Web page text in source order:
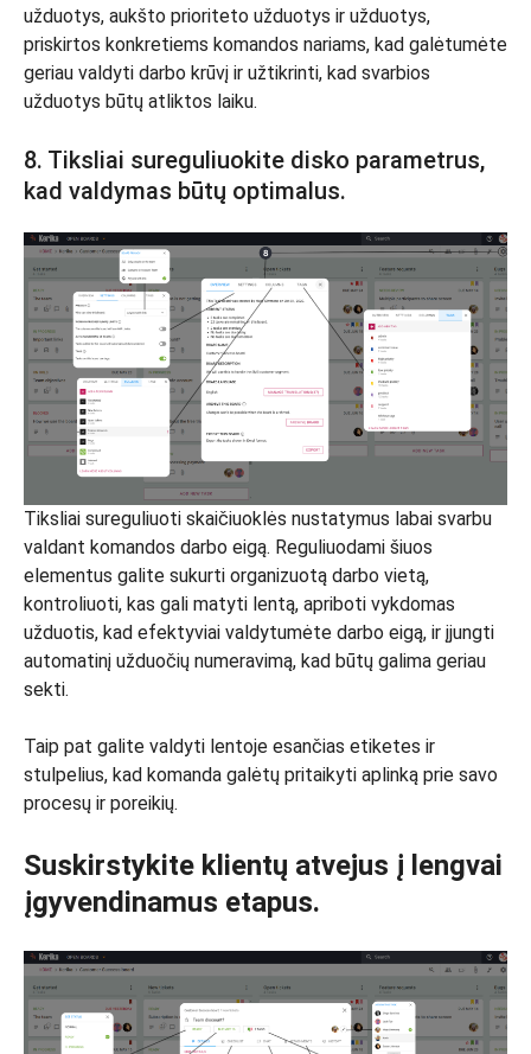
užduotys, aukšto prioriteto užduotys ir užduotys,
priskirtos konkretiems komandos nariams, kad galėtumėte
geriau valdyti darbo krūvį ir užtikrinti, kad svarbios
užduotys būtų atliktos laiku.
8. Tiksliai sureguliuokite disko parametrus,
kad valdymas būtų optimalus.
Tiksliai sureguliuoti skaičiuoklės nustatymus labai svarbu
valdant komandos darbo eigą. Reguliuodami šiuos
elementus galite sukurti organizuotą darbo vietą,
kontroliuoti, kas gali matyti lentą, apriboti vykdomas
užduotis, kad efektyviai valdytumėte darbo eigą, ir įjungti
automatinį užduočių numeravimą, kad būtų galima geriau
sekti.
Taip pat galite valdyti lentoje esančias etiketes ir
stulpelius, kad komanda galėtų pritaikyti aplinką prie savo
procesų ir poreikių.
Suskirstykite klientų atvejus į lengvai
įgyvendinamus etapus.